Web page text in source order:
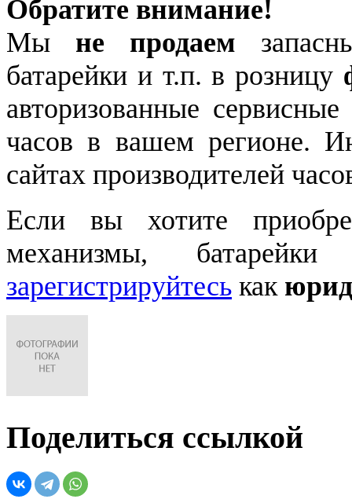
Обратите внимание!
Мы не продаем
батарейки и т.п. в розницу
авторизованные
часов в вашем регионе.
сайтах производителей
Если вы хотите
механизмы,
зарегистрируйтесь как
Поделиться ссылкой